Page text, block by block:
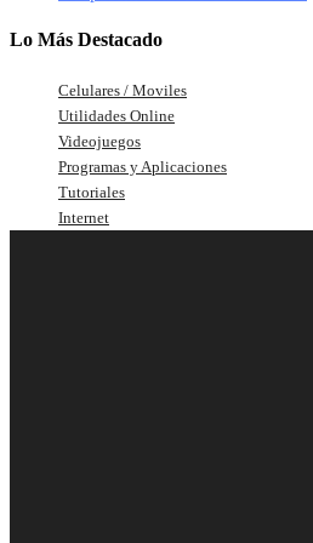
Lo Más Destacado
Celulares / Moviles
Utilidades Online
Videojuegos
Programas y Aplicaciones
Tutoriales
Internet